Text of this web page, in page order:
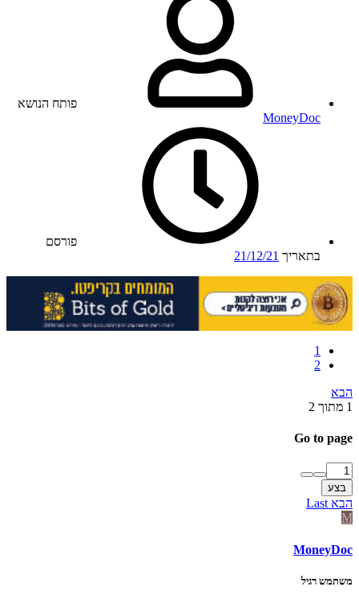
פותח הנושא
MoneyDoc
פורסם
בתאריך 21/12/21
1
2
הבא
1 מתוך 2
Go to page
בצע
הבא Last
M
MoneyDoc
משתמש רגיל